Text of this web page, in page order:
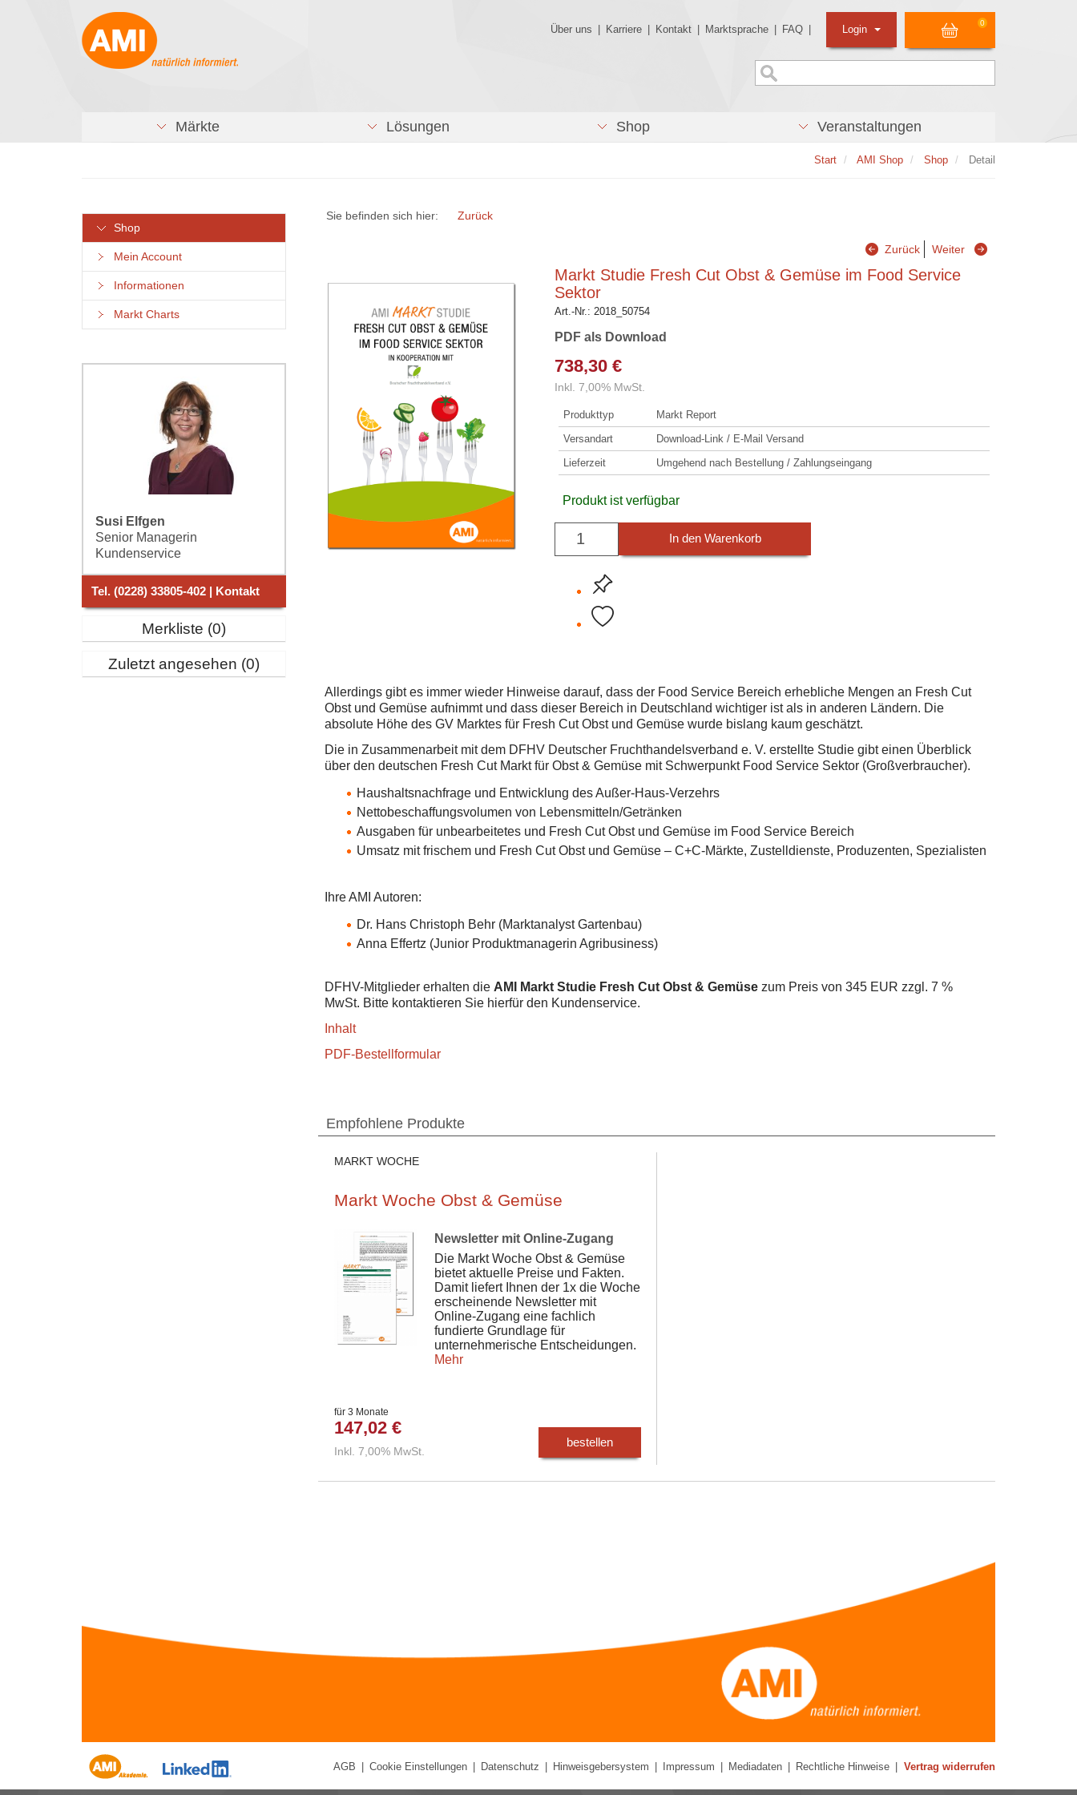
Über uns Karriere Kontakt Marktsprache FAQ
0
Login
Märkte Lösungen Shop Veranstaltungen
Start AMI Shop Shop Detail
Shop
Mein Account
Informationen
Markt Charts
Susi Elfgen
Senior Managerin
Kundenservice
Tel. (0228) 33805-402 | Kontakt
Merkliste 0
Zuletzt angesehen 0
Sie befinden sich hier: Zurück
Zurück Weiter
Markt Studie Fresh Cut Obst & Gemüse im Food Service
Sektor
Art.-Nr.: 2018_50754
PDF als Download
738,30 €
Inkl. 7,00% MwSt.
Produkttyp
Markt Report
Versandart
Download-Link / E-Mail Versand
Lieferzeit
Umgehend nach Bestellung / Zahlungseingang
Produkt ist verfügbar
In den Warenkorb
Allerdings gibt es immer wieder Hinweise darauf, dass der Food Service Bereich erhebliche Mengen an Fresh Cut
Obst und Gemüse aufnimmt und dass dieser Bereich in Deutschland wichtiger ist als in anderen Ländern. Die
absolute Höhe des GV Marktes für Fresh Cut Obst und Gemüse wurde bislang kaum geschätzt.
Die in Zusammenarbeit mit dem DFHV Deutscher Fruchthandelsverband e. V. erstellte Studie gibt einen Überblick
über den deutschen Fresh Cut Markt für Obst & Gemüse mit Schwerpunkt Food Service Sektor (Großverbraucher).
Haushaltsnachfrage und Entwicklung des Außer-Haus-Verzehrs
Nettobeschaffungsvolumen von Lebensmitteln/Getränken
Ausgaben für unbearbeitetes und Fresh Cut Obst und Gemüse im Food Service Bereich
Umsatz mit frischem und Fresh Cut Obst und Gemüse – C+C-Märkte, Zustelldienste, Produzenten, Spezialisten
Ihre AMI Autoren:
Dr. Hans Christoph Behr (Marktanalyst Gartenbau)
Anna Effertz (Junior Produktmanagerin Agribusiness)
DFHV-Mitglieder erhalten dieAMI Markt Studie Fresh Cut Obst & Gemüse zum Preis von 345 EUR zzgl. 7 %
MwSt. Bitte kontaktieren Sie hierfür den Kundenservice.
Inhalt
PDF-Bestellformular
Empfohlene Produkte
MARKT WOCHE
Markt Woche Obst & Gemüse
Newsletter mit Online-Zugang
Die Markt Woche Obst & Gemüse
bietet aktuelle Preise und Fakten.
Damit liefert Ihnen der 1x die Woche
erscheinende Newsletter mit
Online-Zugang eine fachlich
fundierte Grundlage für
unternehmerische Entscheidungen.
Mehr
für 3 Monate
147,02 €
Inkl. 7,00% MwSt.
bestellen
AGB Cookie Einstellungen Datenschutz Hinweisgebersystem Impressum Mediadaten Rechtliche Hinweise Vertrag widerrufen